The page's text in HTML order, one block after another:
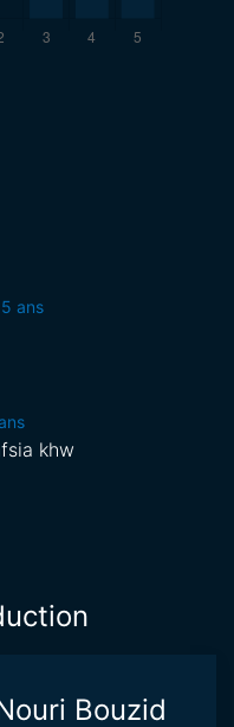
ans
khw
Bouzid